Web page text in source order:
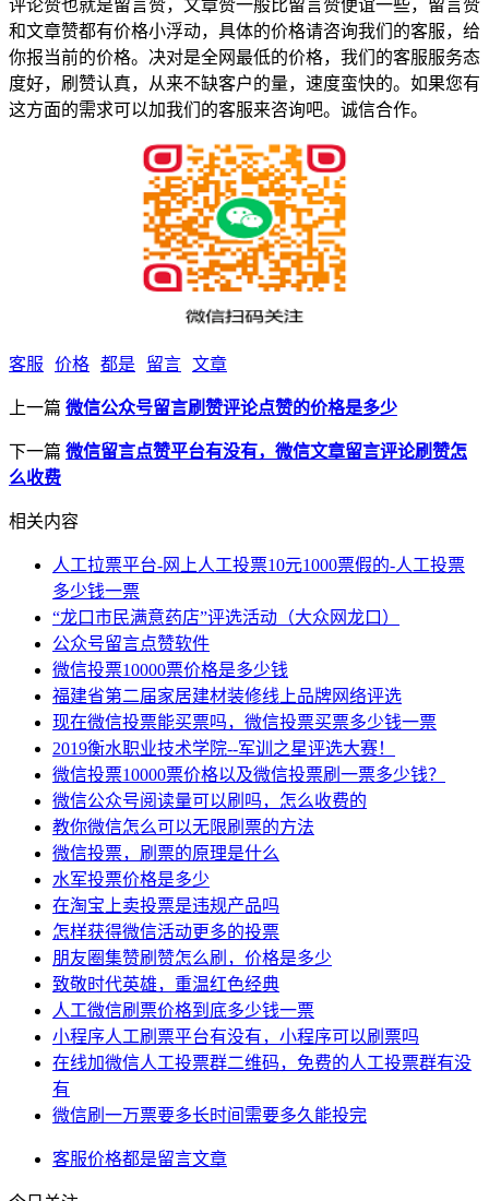
评论赞也就是留言赞，文章赞一般比留言赞便谊一些，留言赞
和文章赞都有价格小浮动，具体的价格请咨询我们的客服，给
你报当前的价格。决对是全网最低的价格，我们的客服服务态
度好，刷赞认真，从来不缺客户的量，速度蛮快的。如果您有
这方面的需求可以加我们的客服来咨询吧。诚信合作。
客服 价格 都是 留言 文章
上一篇 微信公众号留言刷赞评论点赞的价格是多少
下一篇 微信留言点赞平台有没有，微信文章留言评论刷赞怎
么收费
相关内容
人工拉票平台-网上人工投票10元1000票假的-人工投票
多少钱一票
“龙口市民满意药店”评选活动（大众网龙口）
公众号留言点赞软件
微信投票10000票价格是多少钱
福建省第二届家居建材装修线上品牌网络评选
现在微信投票能买票吗，微信投票买票多少钱一票
2019衡水职业技术学院--军训之星评选大赛！
微信投票10000票价格以及微信投票刷一票多少钱？
微信公众号阅读量可以刷吗，怎么收费的
教你微信怎么可以无限刷票的方法
微信投票，刷票的原理是什么
水军投票价格是多少
在淘宝上卖投票是违规产品吗
怎样获得微信活动更多的投票
朋友圈集赞刷赞怎么刷，价格是多少
致敬时代英雄，重温红色经典
人工微信刷票价格到底多少钱一票
小程序人工刷票平台有没有，小程序可以刷票吗
在线加微信人工投票群二维码，免费的人工投票群有没
有
微信刷一万票要多长时间需要多久能投完
客服价格都是留言文章